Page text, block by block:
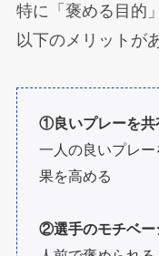
特に「褒める目的
以下のメリットが
①良いプレーを共
一人の良いプレ
果を高める
②選手のモチベー